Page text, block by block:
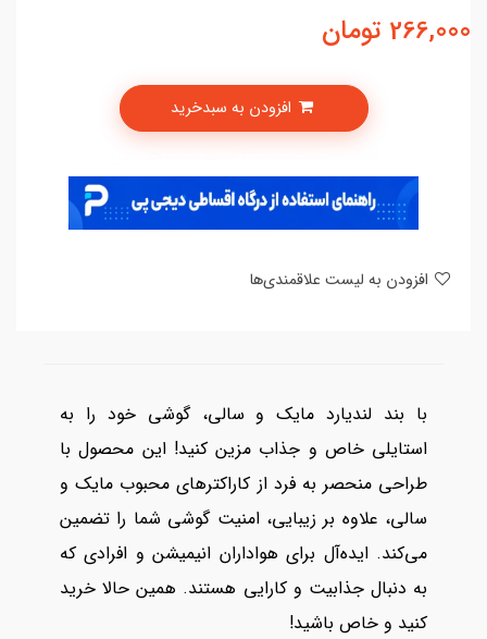
266,000 تومان
با بند لندیارد مایک و سالی، گوشی خود را به
استایلی خاص و جذاب مزین کنید! این محصول با
طراحی منحصر به فرد از کاراکترهای محبوب مایک و
سالی، علاوه بر زیبایی، امنیت گوشی شما را تضمین
می‌کند. ایده‌آل برای هواداران انیمیشن و افرادی که
به دنبال جذابیت و کارایی هستند. همین حالا خرید
کنید و خاص باشید!